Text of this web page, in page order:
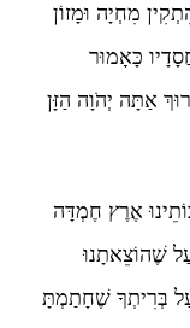
מִחְיָה וּמָזוֹן
כָּאָמוּר
אַתָּה יְהֹוָה הַזָּן
אֶרֶץ חֶמְדָּה
שֶׁהוֹצֵאתָנוּ
בְּרִיתְךָ שֶׁחָתַמְתָּ